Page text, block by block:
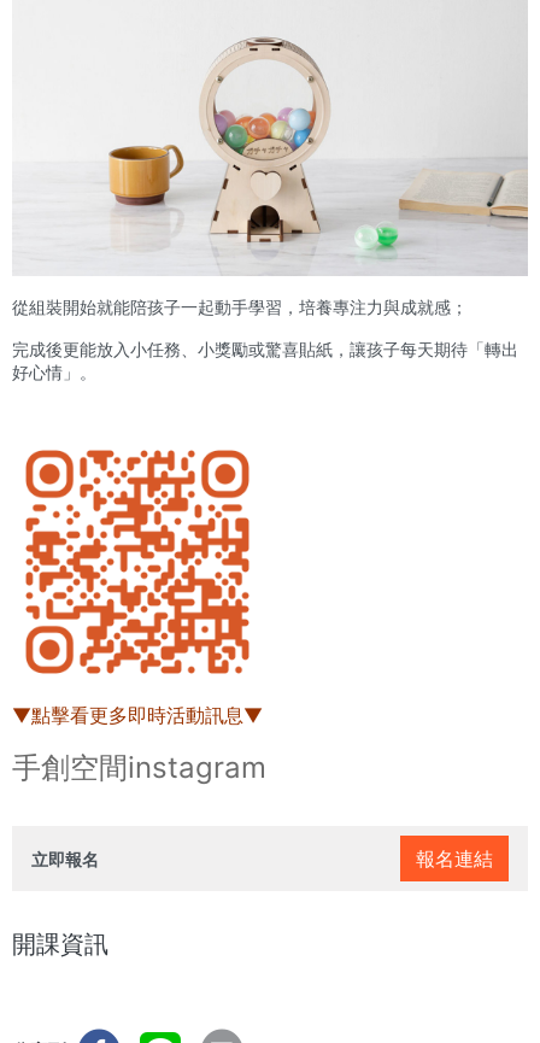
從組裝開始就能陪孩子一起動手學習，培養專注力與成就感；
完成後更能放入小任務、小獎勵或驚喜貼紙，讓孩子每天期待「轉出
好心情」。
▼點擊看更多即時活動訊息▼
手創空間instagram
立即報名 報名連結
開課資訊